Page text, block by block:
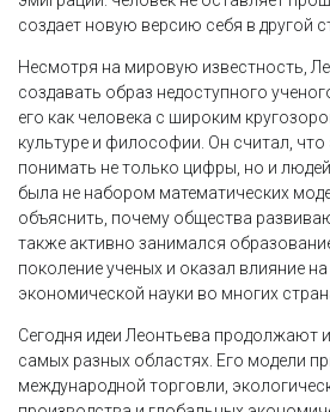
создает новую версию себя в другой
Несмотря на мировую известность,
создавать образ недоступного
его как человека с широким
культуре и философии. Он считал,
понимать не только цифры, но и
была не набором математических
объяснить, почему общества
также активно занимался
поколение ученых и оказал влияние
экономической науки во многих
Сегодня идеи Леонтьева продолжают
самых разных областях. Его модели
международной торговли,